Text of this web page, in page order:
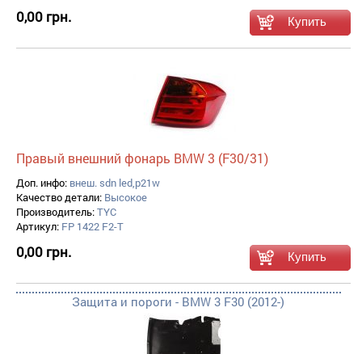
0,00 грн.
Правый внешний фонарь BMW 3 (F30/31)
Доп. инфо: внеш. sdn led,p21w
Качество детали: Высокое
Производитель:TYC
Артикул: FP 1422 F2-T
0,00 грн.
Защита и пороги - BMW 3 F30 (2012-)